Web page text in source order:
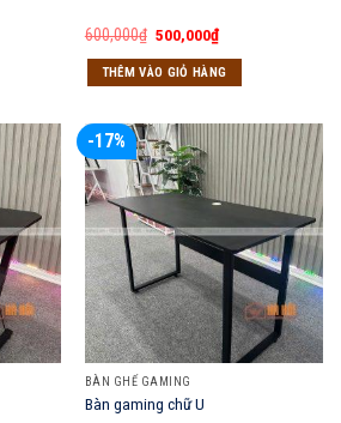
600,000₫ Giá
là:
600,000₫.
500,000₫Giá
hiện
tại
là:
THÊM VÀO GIỎ HÀNG
-17%
BÀN GHẾ GAMING
Bàn gaming chữ U